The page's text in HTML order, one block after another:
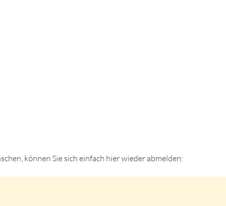
können Sie sich einfach hier wieder abmelden: